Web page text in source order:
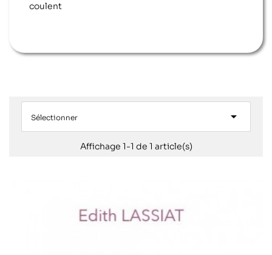
coulent
Sélectionner 
Affichage 1-1 de 1 article(s)